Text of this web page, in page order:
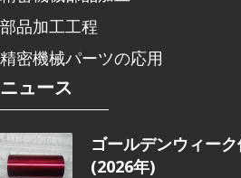
部品加工工程
精密機械パーツの応用
ニュース
ゴールデンウィー
(2026年)